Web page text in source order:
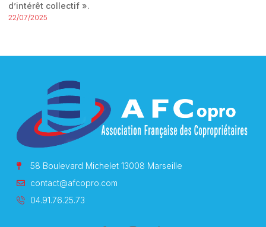
d’intérêt collectif ».
22/07/2025
58 Boulevard Michelet 13008 Marseille
contact@afcopro.com
04.91.76.25.73